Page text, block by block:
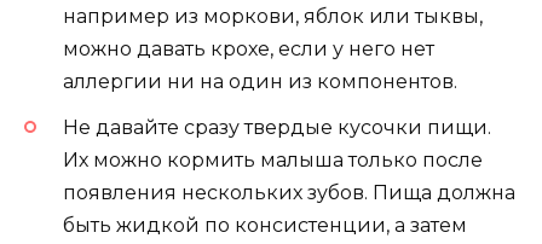
например из моркови, яблок или тыквы,
можно давать крохе, если у него нет
аллергии ни на один из компонентов.
Не давайте сразу твердые кусочки пищи.
Их можно кормить малыша только после
появления нескольких зубов. Пища должна
быть жидкой по консистенции, а затем